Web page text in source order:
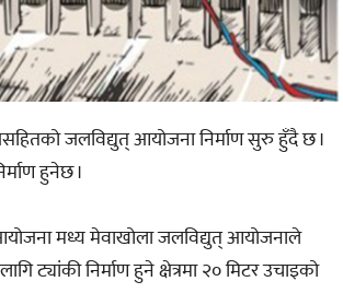
जलविद्युत् आयोजना निर्माण सुरु हुँदै छ ।
हुनेछ ।
आयोजना मध्य मेवाखोला जलविद्युत् आयोजनाले
ट्यांकी निर्माण हुने क्षेत्रमा २० मिटर उचाइको